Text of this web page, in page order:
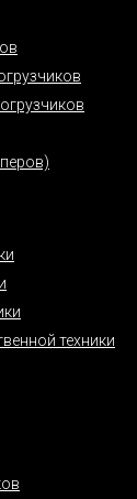
техники